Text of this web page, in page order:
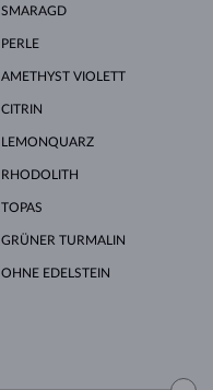
SMARAGD
PERLE
AMETHYST VIOLETT
CITRIN
LEMONQUARZ
RHODOLITH
TOPAS
GRÜNER TURMALIN
OHNE EDELSTEIN